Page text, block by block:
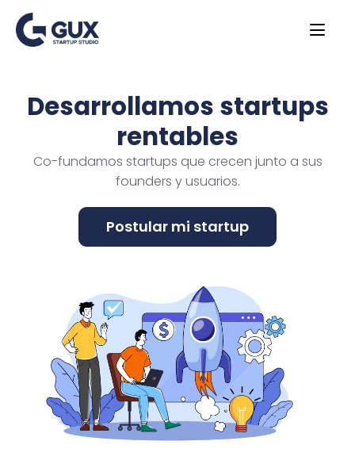
Desarrollamos startups
rentables
Co-fundamos startups que crecen junto a sus
founders y usuarios.